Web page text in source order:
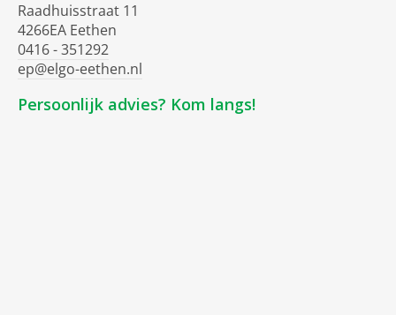
Raadhuisstraat 11
4266EA Eethen
0416 - 351292
ep@elgo-eethen.nl
Persoonlijk advies? Kom langs!